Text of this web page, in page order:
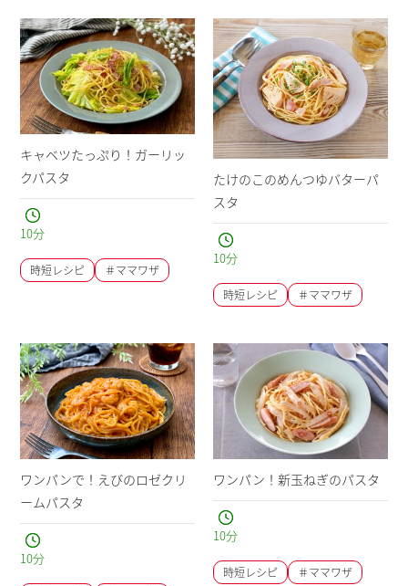
キャベツたっぷり！ガーリッ
クパスタ
10分
時短レシピ ＃ママワザ
たけのこのめんつゆバターパ
スタ
10分
時短レシピ ＃ママワザ
ワンパンで！えびのロゼクリ
ームパスタ
10分
ワンパン！新玉ねぎのパスタ
10分
時短レシピ ＃ママワザ